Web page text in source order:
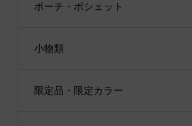
ポーチ・ポシェット
小物類
限定品・限定カラー